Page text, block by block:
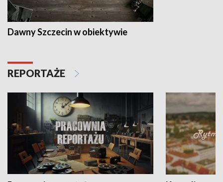
Dawny Szczecin w obiektywie
REPORTAŻE